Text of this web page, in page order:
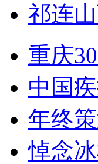
祁连
重庆
中国
年终
悼念